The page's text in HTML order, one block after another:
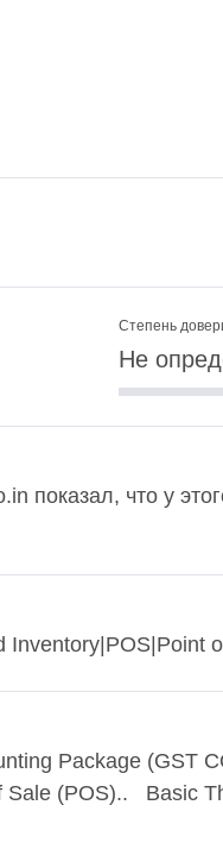
Степень
Не
показал, что у
Inventory|POS|Point
Package (GST
(POS).. Basic